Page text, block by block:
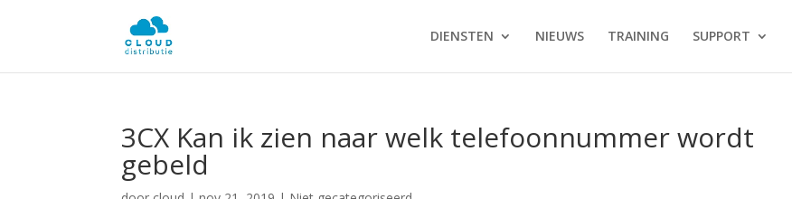
DIENSTEN NIEUWS TRAINING SUPPORT
3CX Kan ik zien naar welk telefoonnummer wordt
gebeld